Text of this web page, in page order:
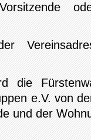
die
e.V. von
und der